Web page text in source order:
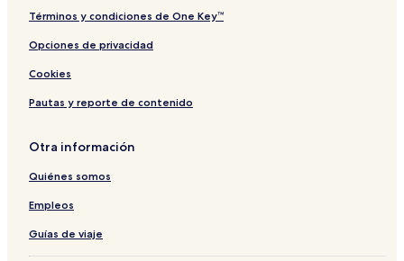
g
Términos y condiciones de One Key™
Opciones de privacidad
Cookies
Pautas y reporte de contenido
Otra información
Quiénes somos
Empleos
Guías de viaje